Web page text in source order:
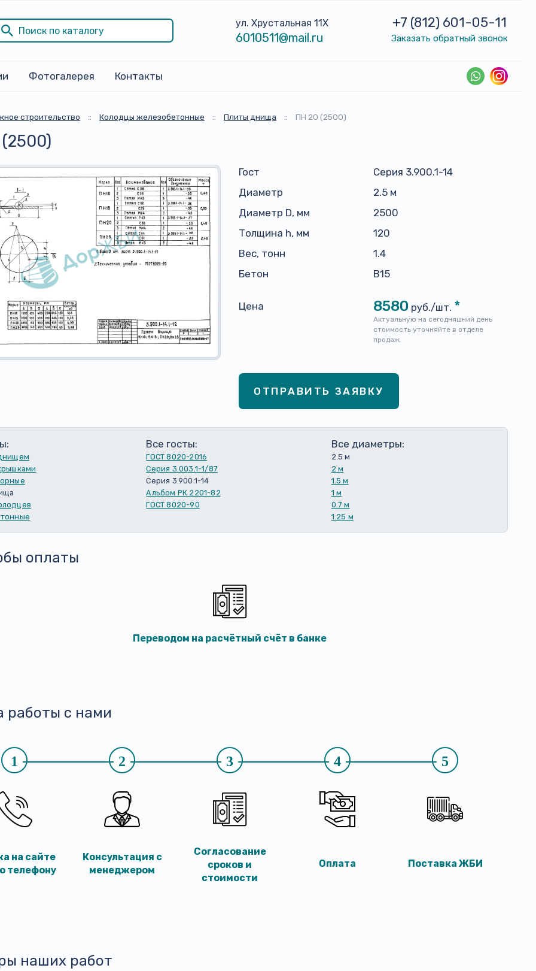
ул. Хрустальная 11Х
6010511@mail.ru
+7 (812) 601-05-11
Заказать обратный звонок
Фотогалерея Контакты
строительство :: Колодцы железобетонные :: Плиты днища :: ПН 20 (2500)
Гост
Серия 3.900.1-14
Диаметр
2.5 м
Диаметр D, мм
2500
Толщина h, мм
120
Вес, тонн
1.4
Бетон
B15
Цена 8580 руб./шт. *
Актуальную на сегодняшний день
стоимость уточняйте в отделе
продаж.
ОТПРАВИТЬ ЗАЯВКУ
Все госты:
ГОСТ 8020-2016
Серия 3.003.1-1/87
Серия 3.900.1-14
Альбом РК 2201-82
ГОСТ 8020-90
Все диаметры:
2.5 м
2 м
1.5 м
1 м
0.7 м
1.25 м
оплаты
Переводом на расчётный счёт в банке
работы с нами
1
на сайте
телефону
2
Консультация с
менеджером
3
Согласование
сроков и
стоимости
4
Оплата
5
Поставка ЖБИ
наших работ